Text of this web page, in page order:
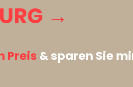
→
Preis & sparen Sie